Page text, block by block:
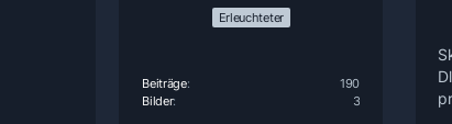
Erleuchteter
Beiträge
190
Bilder
3